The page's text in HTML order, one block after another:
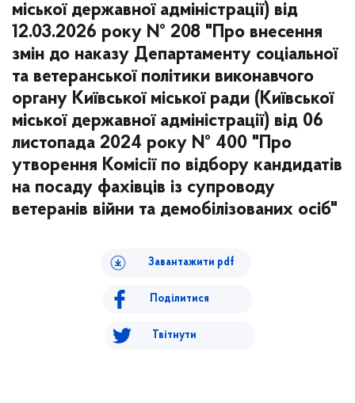
міської державної адміністрації) від
12.03.2026 року № 208 "Про внесення
змін до наказу Департаменту соціальної
та ветеранської політики виконавчого
органу Київської міської ради (Київської
міської державної адміністрації) від 06
листопада 2024 року № 400 "Про
утворення Комісії по відбору кандидатів
на посаду фахівців із супроводу
ветеранів війни та демобілізованих осіб"
Завантажити pdf
Поділитися
Твітнути